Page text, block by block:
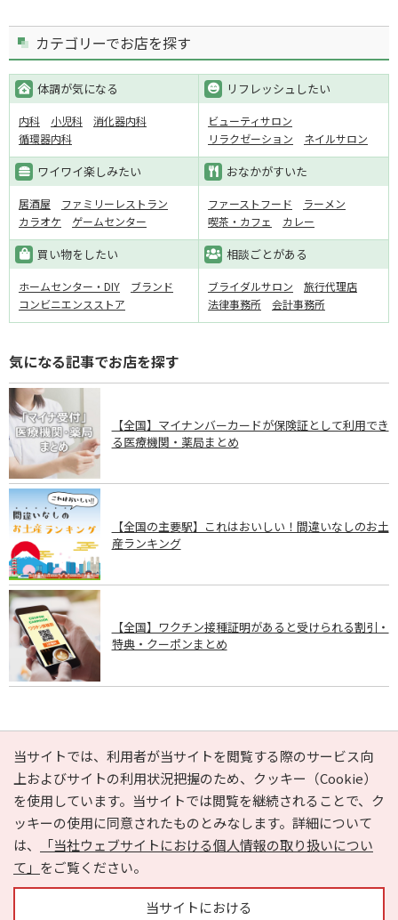
カテゴリーでお店を探す
体調が気になる
内科 小児科
消化器内科
循環器内科
リフレッシュしたい
ビューティサロン
リラクゼーション
ネイルサロン
ワイワイ楽しみたい
居酒屋
ファミリーレストラン
カラオケ
ゲームセンター
おなかがすいた
ファーストフード
ラーメン
喫茶・カフェ
カレー
買い物をしたい
ホームセンター・DIY
ブランド
コンビニエンスストア
相談ごとがある
ブライダルサロン
旅行代理店
法律事務所
会計事務所
気になる記事でお店を探す
【全国】マイナンバーカードが保険証として利用でき
る医療機関・薬局まとめ
【全国の主要駅】これはおいしい！間違いなしのお土
産ランキング
【全国】ワクチン接種証明があると受けられる割引・
特典・クーポンまとめ
PAGE TOP
当サイトでは、利用者が当サイトを閲覧する際のサービス向
上およびサイトの利用状況把握のため、クッキー（Cookie）
を使用しています。当サイトでは閲覧を継続されることで、ク
ッキーの使用に同意されたものとみなします。詳細について
は、
「当社ウェブサイトにおける個人情報の取り扱いについ
て」 をご覧ください。
当サイトにおける
e-NAVITA（イーナビタ）とは？ お気に入り
ヘルプ
利用規約
個人情報の取り扱いについて
運営会社
サイトマップ
広告掲載に関するお問い合わせ